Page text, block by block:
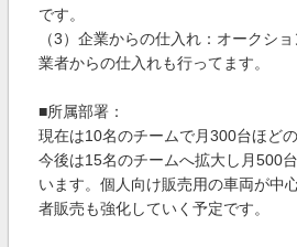
です。
（3）企業からの仕入れ：オークシ
業者からの仕入れも行ってます。
■所属部署：
現在は10名のチームで月300台ほど
今後は15名のチームへ拡大し月500
います。個人向け販売用の車両が中
者販売も強化していく予定です。